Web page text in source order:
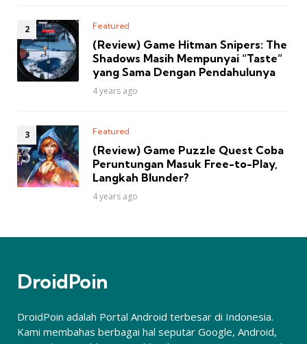
Featured
(Review) Game Hitman Snipers: The
Shadows Masih Mempunyai “Taste”
yang Sama Dengan Pendahulunya
4 years ago
Featured
(Review) Game Puzzle Quest Coba
Peruntungan Masuk Free-to-Play,
Langkah Blunder?
4 years ago
DroidPoin
DroidPoin adalah Portal Android terbesar di Indonesia.
Kami membahas berbagai hal seputar Google, Android,